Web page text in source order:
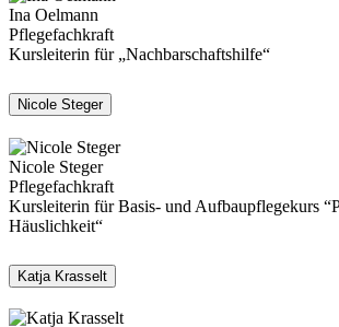
Ina Oelmann
Pflegefachkraft
Kursleiterin für „Nachbarschaftshilfe“
Nicole Steger
Nicole Steger
Pflegefachkraft
Kursleiterin für Basis- und Aufbaupflegekurs
Häuslichkeit“
Katja Krasselt